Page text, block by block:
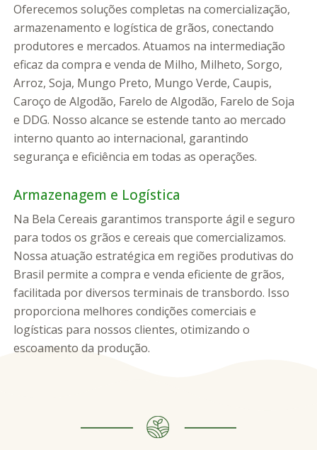
Oferecemos soluções completas na comercialização,
armazenamento e logística de grãos, conectando
produtores e mercados. Atuamos na intermediação
eficaz da compra e venda de Milho, Milheto, Sorgo,
Arroz, Soja, Mungo Preto, Mungo Verde, Caupis,
Caroço de Algodão, Farelo de Algodão, Farelo de Soja
e DDG. Nosso alcance se estende tanto ao mercado
interno quanto ao internacional, garantindo
segurança e eficiência em todas as operações.
Armazenagem e Logística
Na Bela Cereais garantimos transporte ágil e seguro
para todos os grãos e cereais que comercializamos.
Nossa atuação estratégica em regiões produtivas do
Brasil permite a compra e venda eficiente de grãos,
facilitada por diversos terminais de transbordo. Isso
proporciona melhores condições comerciais e
logísticas para nossos clientes, otimizando o
escoamento da produção.